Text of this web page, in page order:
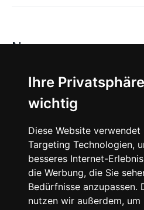
Ihre
wichtig
Diese Website verwendet
Targeting Technologien,
besseres Internet-
die Werbung, die Sie
Bedürfnisse anzupassen.
nutzen wir außerdem, um
News
About
Instagram
Facebook